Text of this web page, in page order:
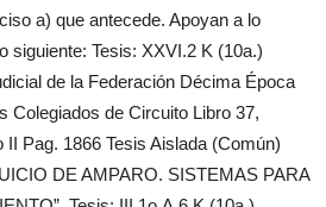
a) que antecede. Apoyan a lo
siguiente: Tesis: XXVI.2 K (10a.)
de la Federación Décima Época
Colegiados de Circuito Libro 37,
II Pag. 1866 Tesis Aislada (Común)
DE AMPARO. SISTEMAS PARA